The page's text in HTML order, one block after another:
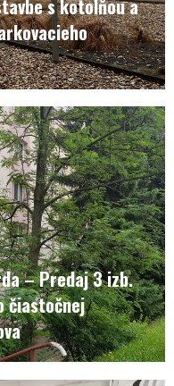
s kotolňou a
– Predaj 3 izb.
čiastočnej